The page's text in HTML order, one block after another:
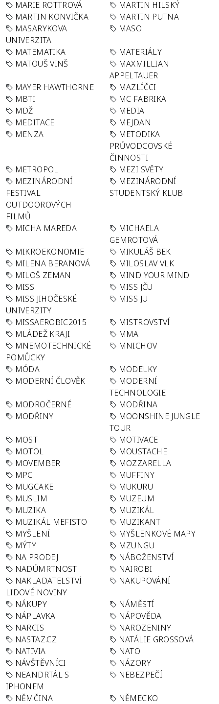
MARIE ROTTROVÁ
MARTIN HILSKÝ
MARTIN KONVIČKA
MARTIN PUTNA
MASARYKOVA
UNIVERZITA
MASO
MATEMATIKA
MATERIÁLY
MATOUŠ VINŠ
MAXMILLIAN
APPELTAUER
MAYER HAWTHORNE
MAZLÍČCI
MBTI
MC FABRIKA
MDŽ
MEDIA
MEDITACE
MEJDAN
MENZA
METODIKA
PRŮVODCOVSKÉ
ČINNOSTI
METROPOL
MEZI SVĚTY
MEZINÁRODNÍ
FESTIVAL
OUTDOOROVÝCH
FILMŮ
MEZINÁRODNÍ
STUDENTSKÝ KLUB
MICHA MAREDA
MICHAELA
GEMROTOVÁ
MIKROEKONOMIE
MIKULÁŠ BEK
MILENA BERANOVÁ
MILOSLAV VLK
MILOŠ ZEMAN
MIND YOUR MIND
MISS
MISS JČU
MISS JIHOČESKÉ
UNIVERZITY
MISS JU
MISSAEROBIC2015
MISTROVSTVÍ
MLÁDEŽ KRAJI
MMA
MNEMOTECHNICKÉ
POMŮCKY
MNICHOV
MÓDA
MODELKY
MODERNÍ ČLOVĚK
MODERNÍ
TECHNOLOGIE
MODROČERNÉ
MODŘINA
MODŘINY
MOONSHINE JUNGLE
TOUR
MOST
MOTIVACE
MOTOL
MOUSTACHE
MOVEMBER
MOZZARELLA
MPC
MUFFINY
MUGCAKE
MUKURU
MUSLIM
MUZEUM
MUZIKA
MUZIKÁL
MUZIKÁL MEFISTO
MUZIKANT
MYŠLENÍ
MYŠLENKOVÉ MAPY
MÝTY
MZUNGU
NA PRODEJ
NÁBOŽENSTVÍ
NADÚMRTNOST
NAIROBI
NAKLADATELSTVÍ
LIDOVÉ NOVINY
NAKUPOVÁNÍ
NÁKUPY
NÁMĚSTÍ
NÁPLAVKA
NÁPOVĚDA
NARCIS
NAROZENINY
NASTAZ.CZ
NATÁLIE GROSSOVÁ
NATIVIA
NATO
NÁVŠTĚVNÍCI
NÁZORY
NEANDRTÁL S
IPHONEM
NEBEZPEČÍ
NĚMČINA
NĚMECKO